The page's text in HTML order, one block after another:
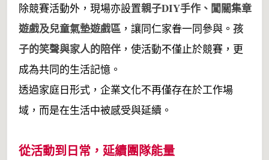
除競賽活動外，現場亦設置親子DIY手作、闖關集章
遊戲及兒童氣墊遊戲區 ，讓同仁家眷一同參與。孩
子的笑聲與家人的陪伴 ，使活動不僅止於競賽，更
成為共同的生活記憶。
透過家庭日形式，企業文化不再僅存在於工作場
域，而是在生活中被感受與延續。
從活動到日常，延續團隊能量